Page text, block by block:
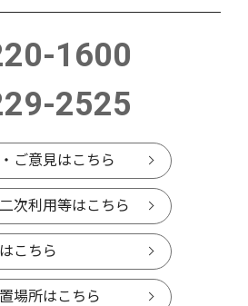
1600
2525
ご意見はこちら
次利用等はこちら
こちら
場所はこちら